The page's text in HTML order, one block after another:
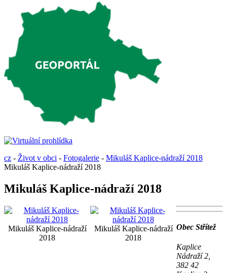
cz - Život v obci - Fotogalerie - Mikuláš Kaplice-nádraží 2018
Mikuláš Kaplice-nádraží 2018
Mikuláš Kaplice-nádraží 2018
Mikuláš Kaplice-nádraží
2018
Mikuláš Kaplice-nádraží
2018
Obec Střítež
Kaplice
Nádraží 2,
382 42